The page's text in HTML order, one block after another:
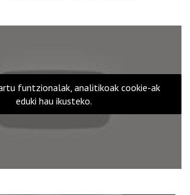
funtzionalak, analitikoak cookie-ak
eduki hau ikusteko.